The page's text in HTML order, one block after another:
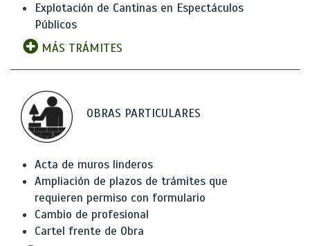
Explotación de Cantinas en Espectáculos
Públicos
MÁS TRÁMITES
OBRAS PARTICULARES
Acta de muros linderos
Ampliación de plazos de trámites que
requieren permiso con formulario
Cambio de profesional
Cartel frente de Obra